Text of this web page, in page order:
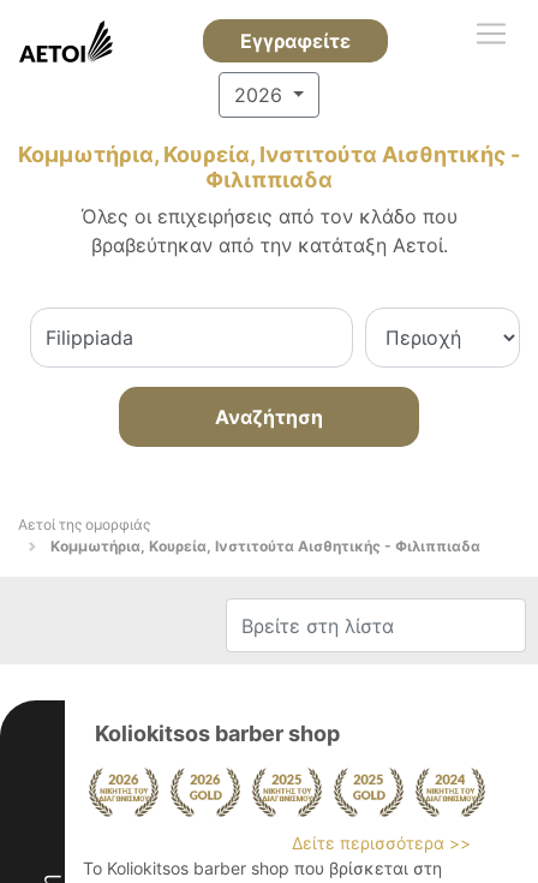
Εγγραφείτε
2026
Κομμωτήρια, Κουρεία, Ινστιτούτα Αισθητικής -
Φιλιππιαδα
Όλες οι επιχειρήσεις από τον κλάδο που
βραβεύτηκαν από την κατάταξη Αετοί.
Αναζήτηση
Αετοί της ομορφιάς
Κομμωτήρια, Κουρεία, Ινστιτούτα Αισθητικής - Φιλιππιαδα
Koliokitsos barber shop
Δείτε περισσότερα >>
Το Koliokitsos barber shop που βρίσκεται στη